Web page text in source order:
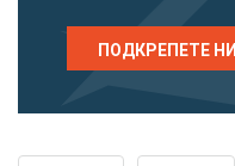
ПОДКРЕПЕТЕ НИ